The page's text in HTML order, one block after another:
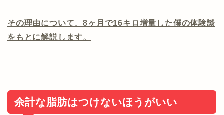
その理由について、8ヶ月で16キロ増量した僕の体験談
をもとに解説します。
余計な脂肪はつけないほうがいい